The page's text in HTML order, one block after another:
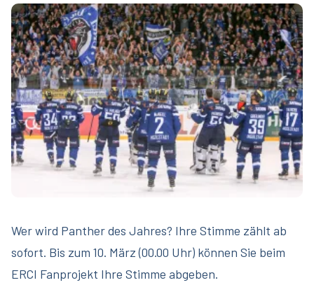
Wer wird Panther des Jahres? Ihre Stimme zählt ab
sofort. Bis zum 10. März (00.00 Uhr) können Sie beim
ERCI Fanprojekt Ihre Stimme abgeben.